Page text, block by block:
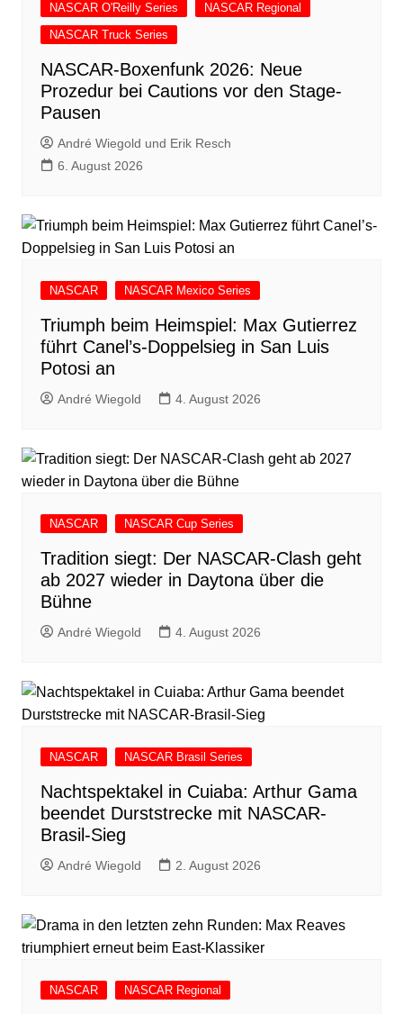
NASCAR O'Reilly Series
NASCAR Regional
NASCAR Truck Series
NASCAR-Boxenfunk 2026: Neue
Prozedur bei Cautions vor den Stage-
Pausen
André Wiegold und Erik Resch
6. August 2026
NASCAR NASCAR Mexico Series
Triumph beim Heimspiel: Max Gutierrez
führt Canel’s-Doppelsieg in San Luis
Potosi an
André Wiegold 4. August 2026
NASCAR NASCAR Cup Series
Tradition siegt: Der NASCAR-Clash geht
ab 2027 wieder in Daytona über die
Bühne
André Wiegold 4. August 2026
NASCAR NASCAR Brasil Series
Nachtspektakel in Cuiaba: Arthur Gama
beendet Durststrecke mit NASCAR-
Brasil-Sieg
André Wiegold 2. August 2026
NASCAR NASCAR Regional